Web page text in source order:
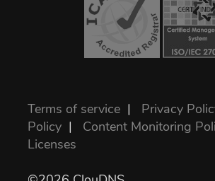
Terms of service | Privacy
Policy | Content Monitoring
Licenses